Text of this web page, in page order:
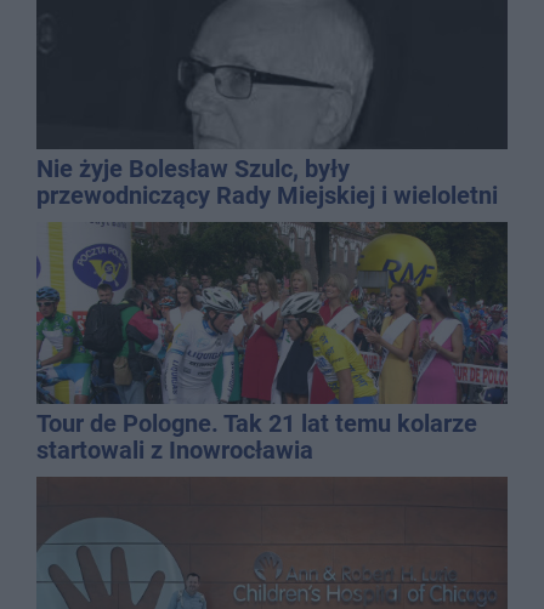
Nie żyje Bolesław Szulc, były
przewodniczący Rady Miejskiej i wieloletni
dyrektor SP 14
Tour de Pologne. Tak 21 lat temu kolarze
startowali z Inowrocławia